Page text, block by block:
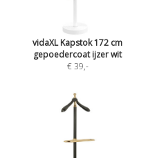
vidaXL Kapstok 172 cm
gepoedercoat ijzer wit
€ 39,-